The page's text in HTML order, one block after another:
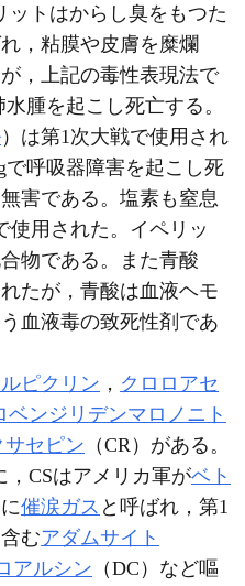
ットはからし臭をもつた
，粘膜や皮膚を糜爛
，上記の毒性表現法で
腫を起こし死亡する。
）は第1次大戦で使用され
で呼吸器障害を起こし死
害である。塩素も窒息
使用された。イペリッ
物である。また青酸
たが，青酸は血液ヘモ
血液毒の致死性剤であ
ピクリン ， クロロアセ
ベンジリデンマロノニト
サセピン （CR）がある。
CSはアメリカ軍がベト
催涙ガス と呼ばれ，第1
むアダムサイト
アルシン （DC）など嘔